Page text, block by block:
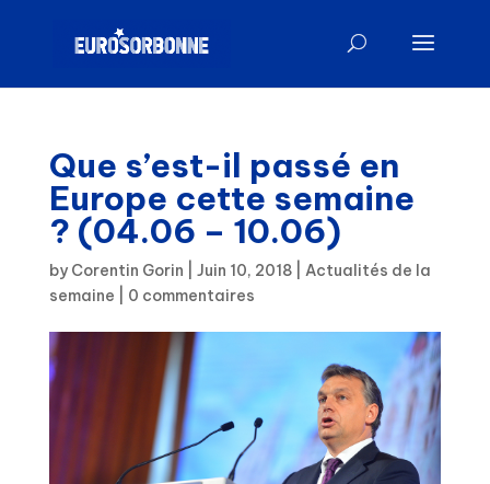
Que s’est-il passé en
Europe cette semaine
? (04.06 – 10.06)
by Corentin Gorin Juin 10, 2018| Actualités de la
semaine
0 commentaires